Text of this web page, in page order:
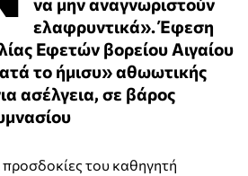
ελαφρυντικά». Έφεση
Εφετών βορείου Αιγαίου
το ήμισυ» αθωωτικής
ασέλγεια, σε βάρος
προσδοκίες του καθηγητή